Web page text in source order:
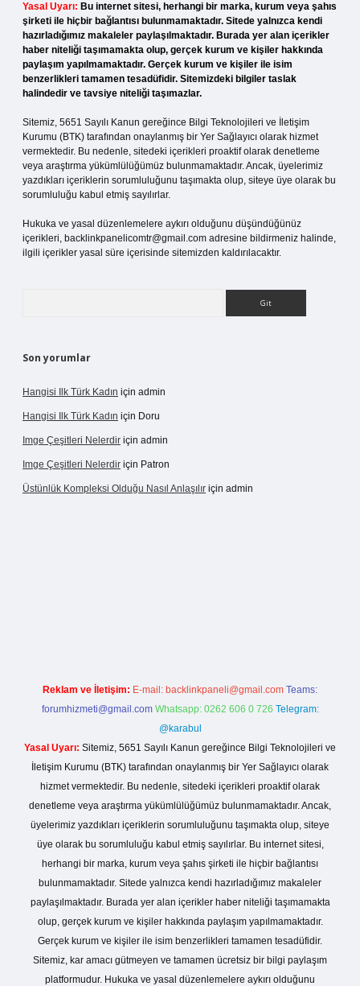
Yasal Uyarı: Bu internet sitesi, herhangi bir marka, kurum veya şahıs
şirketi ile hiçbir bağlantısı bulunmamaktadır. Sitede yalnızca kendi
hazırladığımız makaleler paylaşılmaktadır. Burada yer alan içerikler
haber niteliği taşımamakta olup, gerçek kurum ve kişiler hakkında
paylaşım yapılmamaktadır. Gerçek kurum ve kişiler ile isim
benzerlikleri tamamen tesadüfidir. Sitemizdeki bilgiler taslak
halindedir ve tavsiye niteliği taşımazlar.
Sitemiz, 5651 Sayılı Kanun gereğince Bilgi Teknolojileri ve İletişim
Kurumu (BTK) tarafından onaylanmış bir Yer Sağlayıcı olarak hizmet
vermektedir. Bu nedenle, sitedeki içerikleri proaktif olarak denetleme
veya araştırma yükümlülüğümüz bulunmamaktadır. Ancak, üyelerimiz
yazdıkları içeriklerin sorumluluğunu taşımakta olup, siteye üye olarak bu
sorumluluğu kabul etmiş sayılırlar.
Hukuka ve yasal düzenlemelere aykırı olduğunu düşündüğünüz
içerikleri, backlinkpanelicomtr@gmail.com adresine bildirmeniz halinde,
ilgili içerikler yasal süre içerisinde sitemizden kaldırılacaktır.
Son yorumlar
Hangisi Ilk Türk Kadın için admin
Hangisi Ilk Türk Kadın için Doru
Imge Çeşitleri Nelerdir için admin
Imge Çeşitleri Nelerdir için Patron
Üstünlük Kompleksi Olduğu Nasıl Anlaşılır için admin
Reklam ve İletişim: E-mail: backlinkpaneli@gmail.com Teams:
forumhizmeti@gmail.com Whatsapp: 0262 606 0 726 Telegram:
@karabul
Yasal Uyarı: Sitemiz, 5651 Sayılı Kanun gereğince Bilgi Teknolojileri ve
İletişim Kurumu (BTK) tarafından onaylanmış bir Yer Sağlayıcı olarak
hizmet vermektedir. Bu nedenle, sitedeki içerikleri proaktif olarak
denetleme veya araştırma yükümlülüğümüz bulunmamaktadır. Ancak,
üyelerimiz yazdıkları içeriklerin sorumluluğunu taşımakta olup, siteye
üye olarak bu sorumluluğu kabul etmiş sayılırlar. Bu internet sitesi,
herhangi bir marka, kurum veya şahıs şirketi ile hiçbir bağlantısı
bulunmamaktadır. Sitede yalnızca kendi hazırladığımız makaleler
paylaşılmaktadır. Burada yer alan içerikler haber niteliği taşımamakta
olup, gerçek kurum ve kişiler hakkında paylaşım yapılmamaktadır.
Gerçek kurum ve kişiler ile isim benzerlikleri tamamen tesadüfidir.
Sitemiz, kar amacı gütmeyen ve tamamen ücretsiz bir bilgi paylaşım
platformudur. Hukuka ve yasal düzenlemelere aykırı olduğunu